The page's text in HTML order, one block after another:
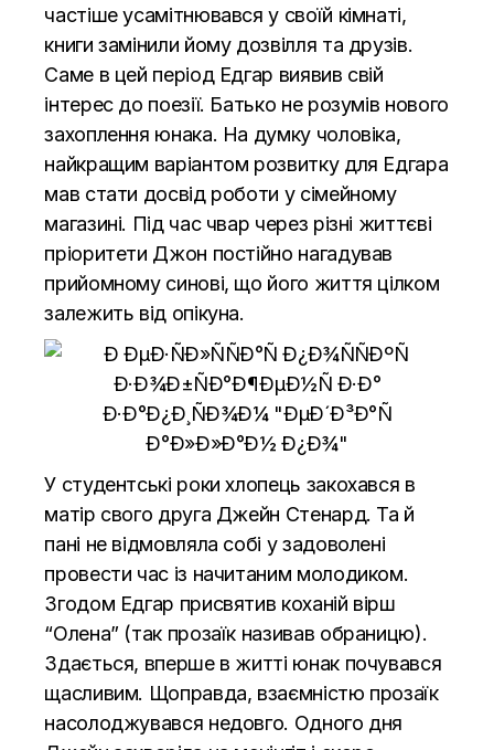
частіше усамітнювався у своїй кімнаті,
книги замінили йому дозвілля та друзів.
Саме в цей період Едгар виявив свій
інтерес до поезії. Батько не розумів нового
захоплення юнака. На думку чоловіка,
найкращим варіантом розвитку для Едгара
мав стати досвід роботи у сімейному
магазині. Під час чвар через різні життєві
пріоритети Джон постійно нагадував
прийомному синові, що його життя цілком
залежить від опікуна.
У студентські роки хлопець закохався в
матір свого друга Джейн Стенард. Та й
пані не відмовляла собі у задоволені
провести час із начитаним молодиком.
Згодом Едгар присвятив коханій вірш
“Олена” (так прозаїк називав обраницю).
Здається, вперше в житті юнак почувався
щасливим. Щоправда, взаємністю прозаїк
насолоджувався недовго. Одного дня